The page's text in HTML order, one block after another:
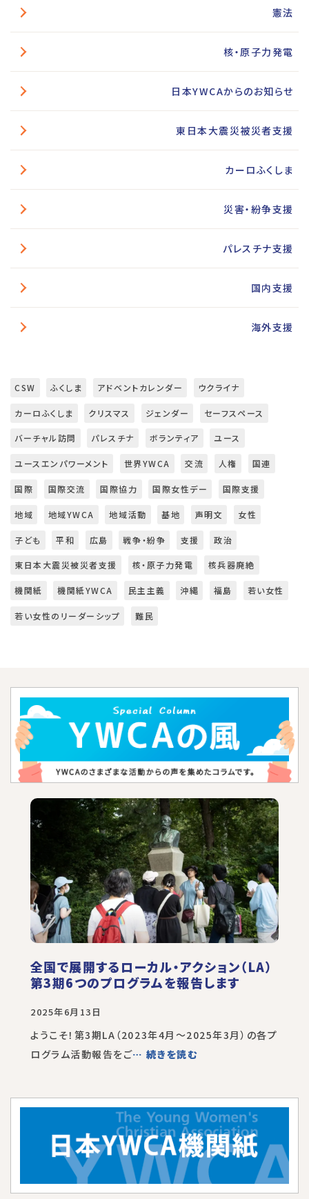
憲法
核・原子力発電
日本YWCAからのお知らせ
東日本大震災被災者支援
カーロふくしま
災害・紛争支援
パレスチナ支援
国内支援
海外支援
CSW ふくしま アドベントカレンダー ウクライナ
カーロふくしま クリスマス ジェンダー セーフスペース
バーチャル訪問 パレスチナ ボランティア ユース
ユースエンパワーメント 世界YWCA 交流 人権 国連
国際 国際交流 国際協力 国際女性デー 国際支援
地域 地域YWCA 地域活動 基地 声明文 女性
子ども 平和 広島 戦争・紛争 支援 政治
東日本大震災被災者支援 核・原子力発電 核兵器廃絶
機関紙 機関紙YWCA 民主主義 沖縄 福島 若い女性
若い女性のリーダーシップ 難民
全国で展開するローカル・アクション（LA）
第3期6つのプログラムを報告します
2025年6月13日
ようこそ！第3期LA（2023年4月～2025年3月）の各プ
ログラム活動報告をご… 続きを読む